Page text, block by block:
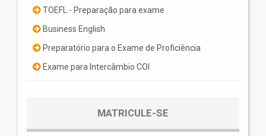
TOEFL - Preparação para exame
Business English
Preparatório para o Exame de Proficiência
Exame para Intercâmbio COI
MATRICULE-SE